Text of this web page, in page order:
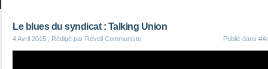
Le blues du syndicat : Talking Union
4 Avril 2015 , Rédigé par Réveil Communiste Publié dans